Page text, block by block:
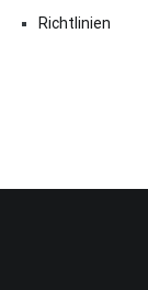
Richtlinien